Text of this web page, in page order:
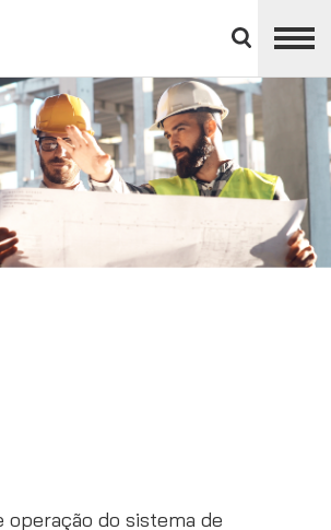
divisions
panel
operação do sistema de